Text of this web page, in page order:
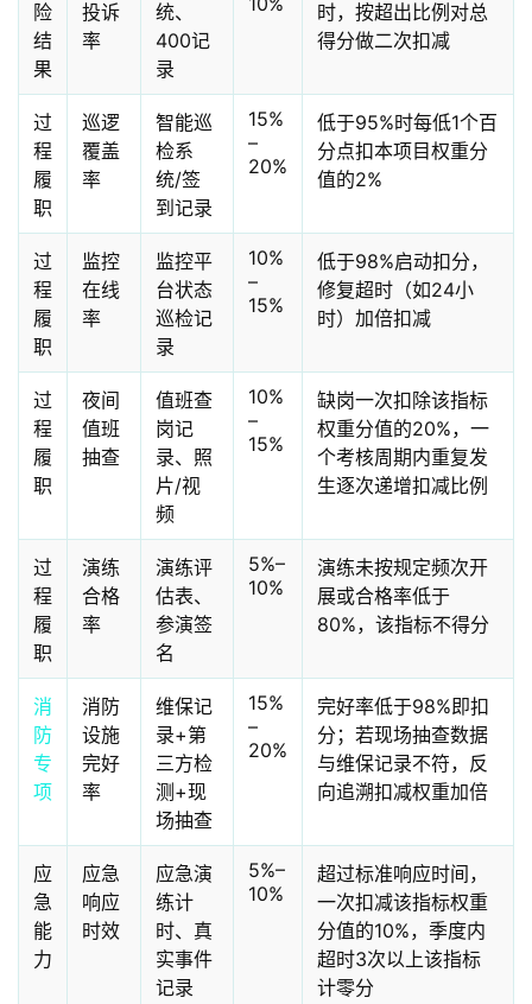
险
结
果
投诉
率
统、
400记
录
时，按超出比例对总
得分做二次扣减
过
程
履
职
巡逻
覆盖
率
智能巡
检系
统/签
到记录
15%
–
20%
低于95%时每低1个百
分点扣本项目权重分
值的2%
过
程
履
职
监控
在线
率
监控平
台状态
巡检记
录
10%
–
15%
低于98%启动扣分，
修复超时（如24小
时）加倍扣减
过
程
履
职
夜间
值班
抽查
值班查
岗记
录、照
片/视
频
10%
–
15%
缺岗一次扣除该指标
权重分值的20%，一
个考核周期内重复发
生逐次递增扣减比例
过
程
履
职
演练
合格
率
演练评
估表、
参演签
名
5%–
10%
演练未按规定频次开
展或合格率低于
80%，该指标不得分
消
防
专
项
消防
设施
完好
率
维保记
录+第
三方检
测+现
场抽查
15%
–
20%
完好率低于98%即扣
分；若现场抽查数据
与维保记录不符，反
向追溯扣减权重加倍
应
急
能
力
应急
响应
时效
应急演
练计
时、真
实事件
记录
5%–
10%
超过标准响应时间，
一次扣减该指标权重
分值的10%，季度内
超时3次以上该指标
计零分